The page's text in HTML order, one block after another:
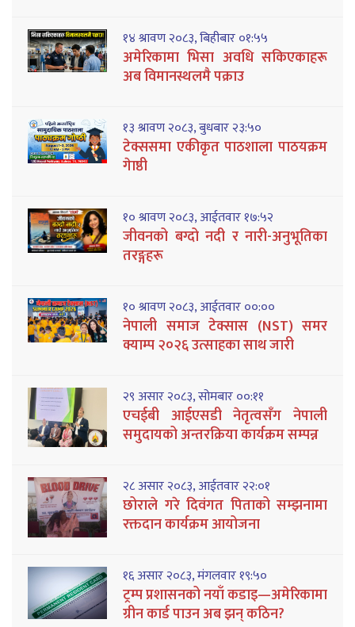
१४ श्रावण २०८३, बिहीबार ०१:५५
अमेरिकामा भिसा अवधि सकिएकाहरू
अब विमानस्थलमै पक्राउ
१३ श्रावण २०८३, बुधबार २३:५०
टेक्ससमा एकीकृत पाठशाला पाठयक्रम
गेाष्ठी
१० श्रावण २०८३, आईतवार १७:५२
जीवनको बग्दो नदी र नारी-अनुभूतिका
तरङ्गहरू
१० श्रावण २०८३, आईतवार ००:००
नेपाली समाज टेक्सास (NST) समर
क्याम्प २०२६ उत्साहका साथ जारी
२९ असार २०८३, सोमबार ००:११
एचईबी आईएसडी नेतृत्वसँग नेपाली
समुदायको अन्तरक्रिया कार्यक्रम सम्पन्न
२८ असार २०८३, आईतवार २२:०१
छोराले गरे दिवंगत पिताको सम्झनामा
रक्तदान कार्यक्रम आयोजना
१६ असार २०८३, मंगलवार १९:५०
ट्रम्प प्रशासनको नयाँ कडाइ—अमेरिकामा
ग्रीन कार्ड पाउन अब झन् कठिन?